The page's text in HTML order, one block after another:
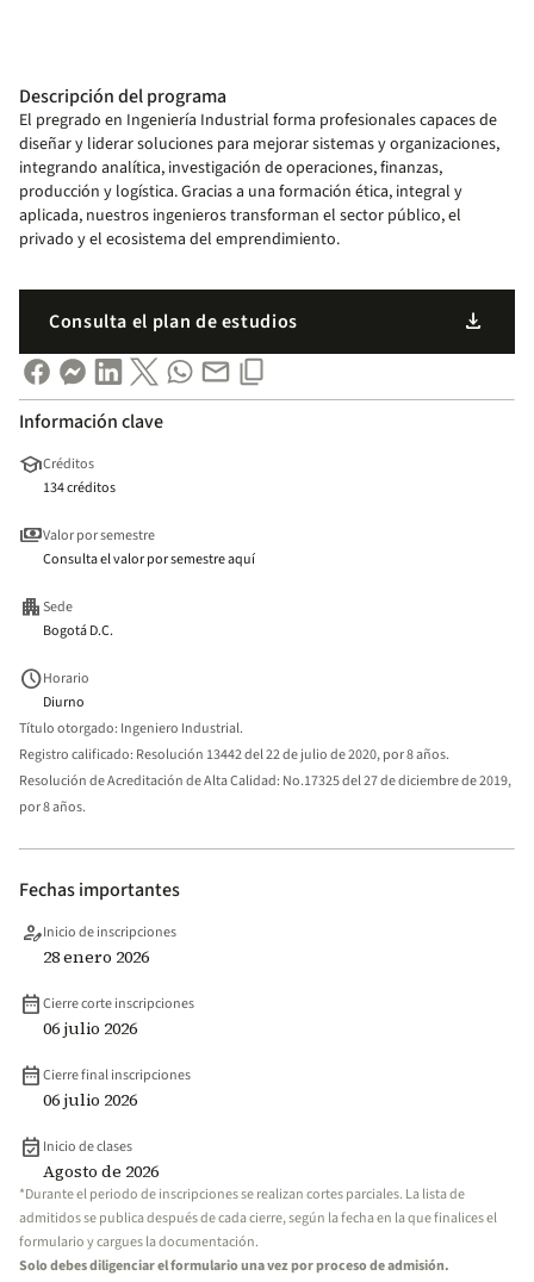
Descripción del programa
El pregrado en Ingeniería Industrial forma profesionales capaces de
diseñar y liderar soluciones para mejorar sistemas y organizaciones,
integrando analítica, investigación de operaciones, finanzas,
producción y logística. Gracias a una formación ética, integral y
aplicada, nuestros ingenieros transforman el sector público, el
privado y el ecosistema del emprendimiento.
Consulta el plan de estudios download
Información clave
schoolCréditos
134 créditos
paymentsValor por semestre
Consulta el valor por semestre aquí
apartmentSede
Bogotá D.C.
scheduleHorario
Diurno
Título otorgado: Ingeniero Industrial.
Registro calificado: Resolución 13442 del 22 de julio de 2020, por 8 años.
Resolución de Acreditación de Alta Calidad: No.17325 del 27 de diciembre de 2019,
por 8 años.
Fechas importantes
person_editInicio de inscripciones
28 enero 2026
date_rangeCierre corte inscripciones
06 julio 2026
date_rangeCierre final inscripciones
06 julio 2026
event_available Inicio de clases
Agosto de 2026
*Durante el periodo de inscripciones se realizan cortes parciales. La lista de
admitidos se publica después de cada cierre, según la fecha en la que finalices el
formulario y cargues la documentación.
Solo debes diligenciar el formulario una vez por proceso de admisión.